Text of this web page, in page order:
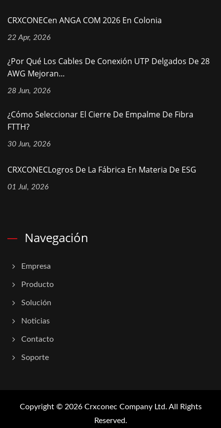
CRXCONECen ANGA COM 2026 En Colonia
22 Apr, 2026
¿Por Qué Los Cables De Conexión UTP Delgados De 28
AWG Mejoran...
28 Jun, 2026
¿Cómo Seleccionar El Cierre De Empalme De Fibra
FTTH?
30 Jun, 2026
CRXCONECLogros De La Fábrica En Materia De ESG
01 Jul, 2026
Navegación
Empresa
Producto
Solución
Noticias
Contacto
Soporte
Copyright © 2026 Crxconec Company Ltd. All Rights
Reserved.